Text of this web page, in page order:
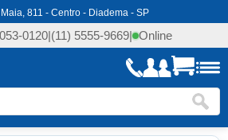
811 - Centro - Diadema - SP
0120|(11) 5555-9669| Online